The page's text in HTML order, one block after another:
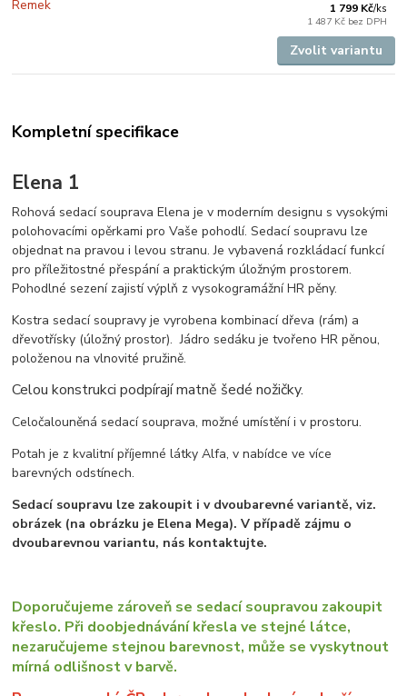
1 799 Kč/ks
1 487 Kč bez DPH
Zvolit variantu
Kompletní specifikace
Elena 1
Rohová sedací souprava Elena je v moderním designu s vysokými
polohovacími opěrkami pro Vaše pohodlí. Sedací soupravu lze
objednat na pravou i levou stranu. Je vybavená rozkládací funkcí
pro příležitostné přespání a praktickým úložným prostorem.
Pohodlné sezení zajistí výplň z vysokogramážní HR pěny.
Kostra sedací soupravy je vyrobena kombinací dřeva (rám) a
dřevotřísky (úložný prostor). Jádro sedáku je tvořeno HR pěnou,
položenou na vlnovité pružině.
Celou konstrukci podpírají matně šedé nožičky.
Celočalouněná sedací souprava, možné umístění i v prostoru.
Potah je z kvalitní příjemné látky Alfa, v nabídce ve více
barevných odstínech.
Sedací soupravu lze zakoupit i v dvoubarevné variantě, viz.
obrázek (na obrázku je Elena Mega). V případě zájmu o
dvoubarevnou variantu, nás kontaktujte.
Doporučujeme zároveň se sedací soupravou zakoupit
křeslo. Při doobjednávání křesla ve stejné látce,
nezaručujeme stejnou barevnost, může se vyskytnout
mírná odlišnost v barvě.